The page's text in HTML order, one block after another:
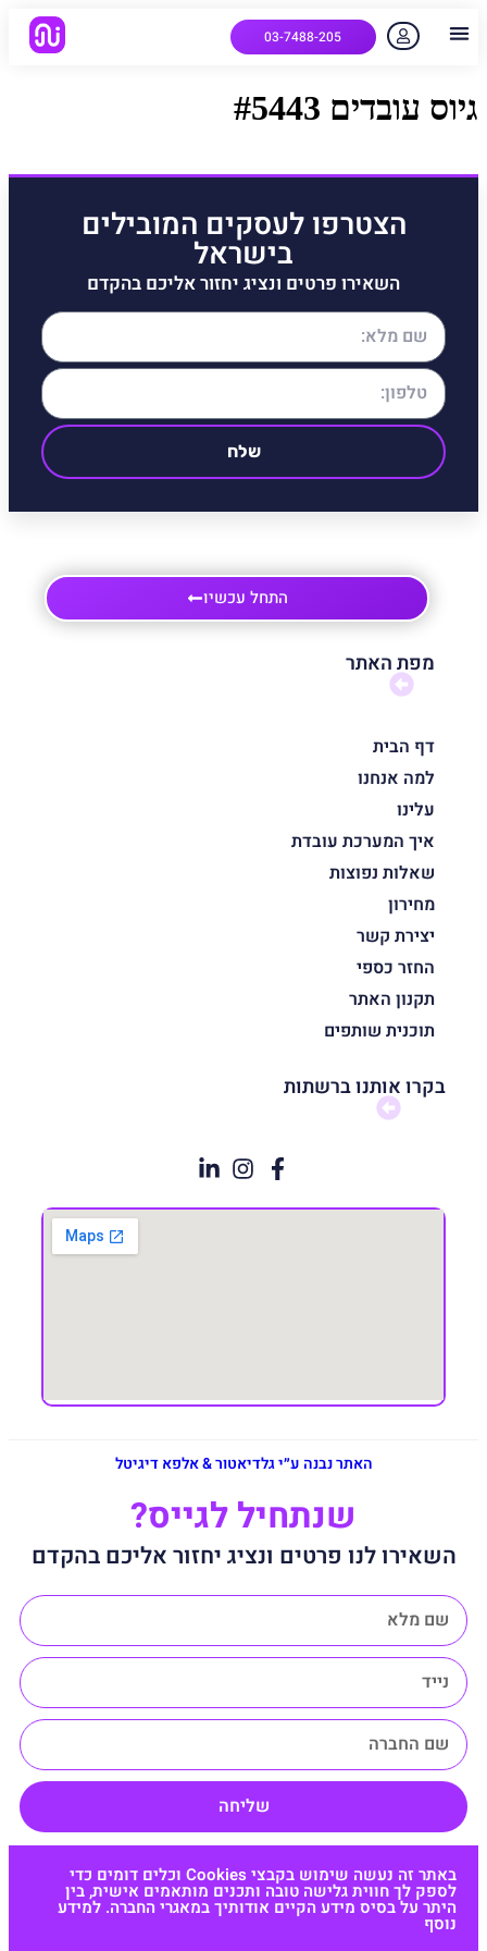
03-7488-205
גיוס עובדים #5443
הצטרפו לעסקים המובילים
בישראל
השאירו פרטים ונציג יחזור אליכם בהקדם
שלח
התחל עכשיו
מפת האתר
דף הבית
למה אנחנו
עלינו
איך המערכת עובדת
שאלות נפוצות
מחירון
יצירת קשר
החזר כספי
תקנון האתר
תוכנית שותפים
בקרו אותנו ברשתות
האתר נבנה ע״י גלדיאטור & אלפא דיגיטל
שנתחיל לגייס?
השאירו לנו פרטים ונציג יחזור אליכם בהקדם
שליחה
באתר זה נעשה שימוש בקבצי Cookies וכלים דומים כדי
לספק לך חווית גלישה טובה ותכנים מותאמים אישית, בין
היתר על בסיס מידע הקיים אודותיך במאגרי החברה. למידע
נוסף